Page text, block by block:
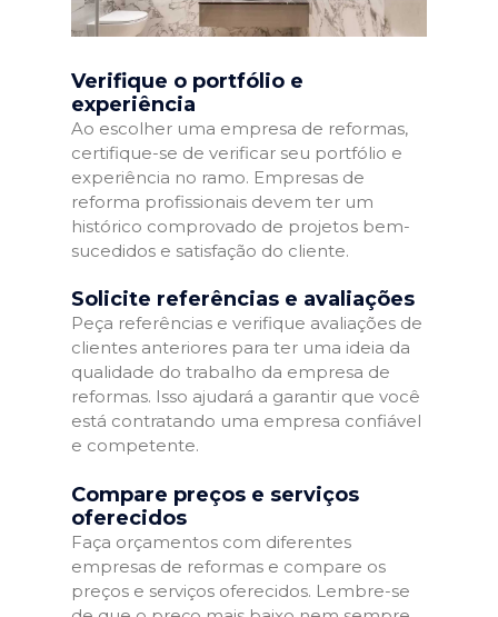
Verifique o portfólio e
experiência
Ao escolher uma empresa de reformas,
certifique-se de verificar seu portfólio e
experiência no ramo. Empresas de
reforma profissionais devem ter um
histórico comprovado de projetos bem-
sucedidos e satisfação do cliente.
Solicite referências e avaliações
Peça referências e verifique avaliações de
clientes anteriores para ter uma ideia da
qualidade do trabalho da empresa de
reformas. Isso ajudará a garantir que você
está contratando uma empresa confiável
e competente.
Compare preços e serviços
oferecidos
Faça orçamentos com diferentes
empresas de reformas e compare os
preços e serviços oferecidos. Lembre-se